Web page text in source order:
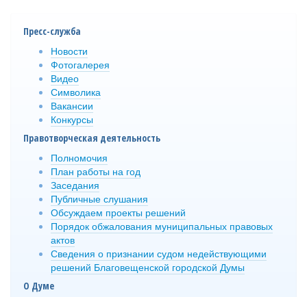
Пресс-служба
Новости
Фотогалерея
Видео
Символика
Вакансии
Конкурсы
Правотворческая деятельность
Полномочия
План работы на год
Заседания
Публичные слушания
Обсуждаем проекты решений
Порядок обжалования муниципальных правовых
актов
Сведения о признании судом недействующими
решений Благовещенской городской Думы
О Думе